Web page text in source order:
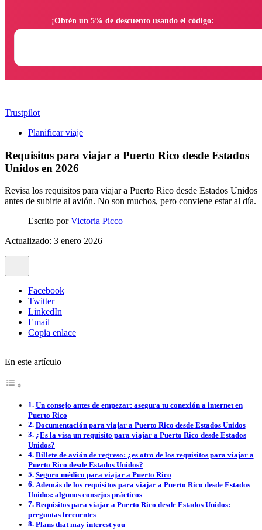
Trustpilot
Planificar viaje
Requisitos para viajar a Puerto Rico desde Estados
Unidos en 2026
Revisa los requisitos para viajar a Puerto Rico desde Estados Unidos
antes de subirte al avión. No son muchos, pero conviene estar al día.
Escrito porVictoria Picco
Actualizado: 3 enero 2026
Facebook
Twitter
LinkedIn
Email
Copia enlace
En este artículo
Un consejo antes de empezar: asegura tu conexión a internet en
Puerto Rico
Documentación para viajar a Puerto Rico desde Estados Unidos
¿Es la visa un requisito para viajar a Puerto Rico desde Estados
Unidos?
Billete de avión de regreso: ¿es otro de los requisitos para viajar a
Puerto Rico desde Estados Unidos?
Seguro médico para viajar a Puerto Rico
Además de los requisitos para viajar a Puerto Rico desde Estados
Unidos: algunos consejos prácticos
Requisitos para viajar a Puerto Rico desde Estados Unidos:
preguntas frecuentes
Plans that may interest you